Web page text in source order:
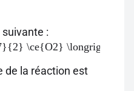
offerts.
:
\ce{O2}
de la réaction est